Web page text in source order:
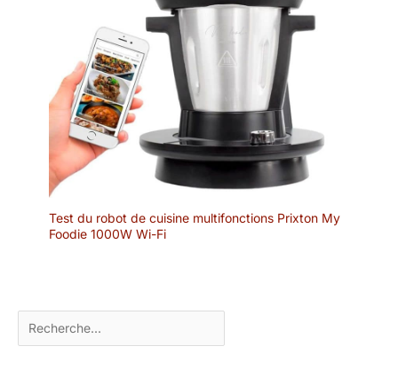
Test du robot de cuisine multifonctions Prixton My
Foodie 1000W Wi-Fi
Rechercher